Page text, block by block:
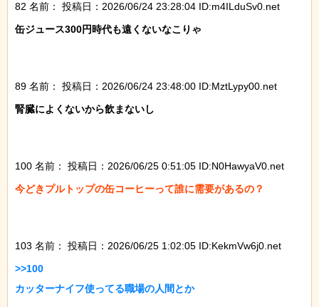
82 名前：
投稿日：2026/06/24 23:28:04 ID:m4ILduSv0.net
缶ジュース300円時代も遠くないなこりゃ
89 名前：
投稿日：2026/06/24 23:48:00 ID:MztLypy00.net
腎臓によくないから飲まないし
100 名前：
投稿日：2026/06/25 0:51:05 ID:N0HawyaV0.net
今どきプルトップの缶コーヒーって誰に需要があるの？
103 名前：
投稿日：2026/06/25 1:02:05 ID:KekmVw6j0.net
>>100
カッターナイフ使ってる職場の人間とか